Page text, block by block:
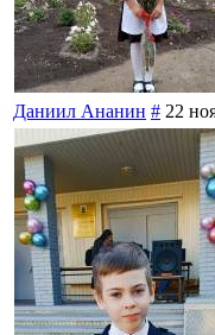
Даниил Ананин # 22